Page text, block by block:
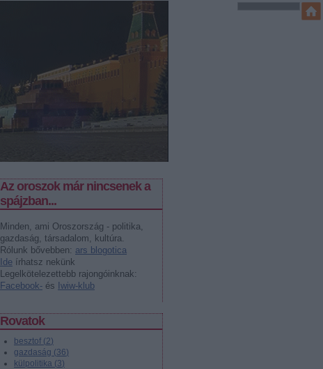
Az oroszok már nincsenek a
spájzban...
Minden, ami Oroszország - politika,
gazdaság, társadalom, kultúra.
Rólunk bővebben: ars blogotica
Ide írhatsz nekünk
Legelkötelezettebb rajongóinknak:
Facebook- és Iwiw-klub
Rovatok
besztof (2)
gazdaság (36)
külpolitika (3)